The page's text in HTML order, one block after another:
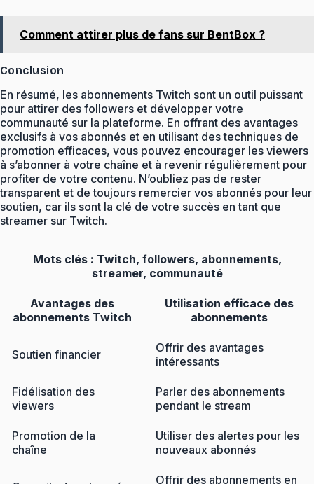
Comment attirer plus de fans sur BentBox ?
Conclusion
En résumé, les abonnements Twitch sont un outil puissant
pour attirer des followers et développer votre
communauté sur la plateforme. En offrant des avantages
exclusifs à vos abonnés et en utilisant des techniques de
promotion efficaces, vous pouvez encourager les viewers
à s’abonner à votre chaîne et à revenir régulièrement pour
profiter de votre contenu. N’oubliez pas de rester
transparent et de toujours remercier vos abonnés pour leur
soutien, car ils sont la clé de votre succès en tant que
streamer sur Twitch.
Mots clés : Twitch, followers, abonnements,
streamer, communauté
Avantages des
abonnements Twitch
Utilisation efficace des
abonnements
Soutien financier
Offrir des avantages
intéressants
Fidélisation des
viewers
Parler des abonnements
pendant le stream
Promotion de la
chaîne
Utiliser des alertes pour les
nouveaux abonnés
Offrir des abonnements en